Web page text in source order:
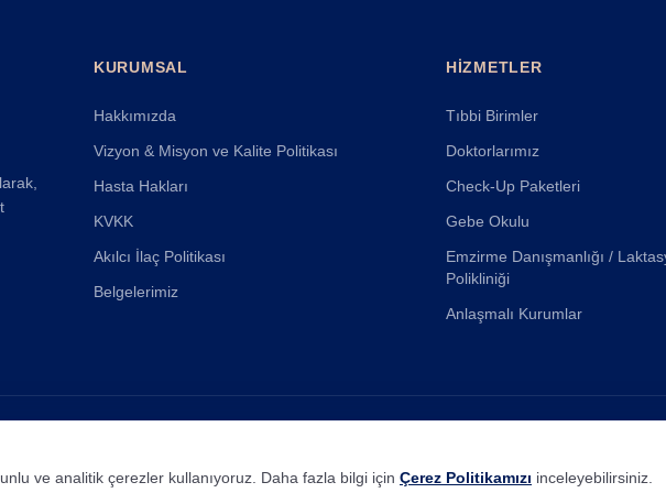
KURUMSAL
Hakkımızda
Vizyon & Misyon ve Kalite Politikası
Hasta Hakları
KVKK
Akılcı İlaç Politikası
Belgelerimiz
HIZMETLER
Tıbbi Birimler
Doktorlarımız
Check-Up Paketleri
Gebe Okulu
Emzirme Danışmanlığı /
Polikliniği
Anlaşmalı Kurumlar
Tersane Dijital|info@tersanedijital.com
ve analitik çerezler kullanıyoruz. Daha fazla bilgi için Çerez Politikamızı inceleyebilirsiniz.